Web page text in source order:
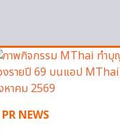
PR NEWS